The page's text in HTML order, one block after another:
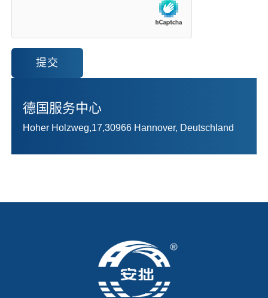
提交
德国服务中心
Hoher Holzweg,17,30966 Hannover, Deutschland